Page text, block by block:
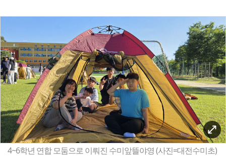
4~6학년 연합 모둠으로 이뤄진 수미앞뜰야영 (사진=대전수미초)